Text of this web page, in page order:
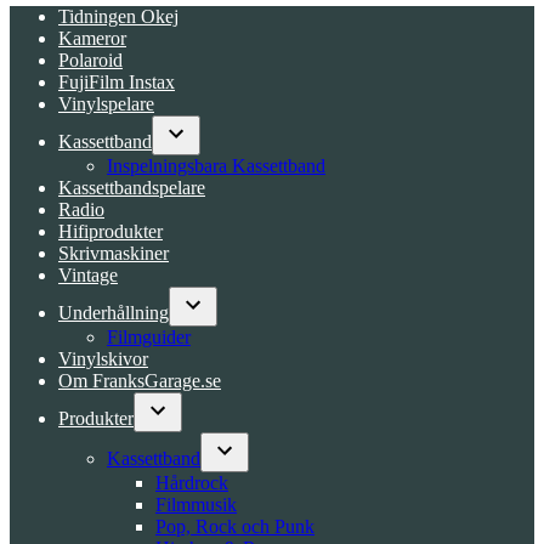
Tidningen Okej
Kameror
Polaroid
FujiFilm Instax
Vinylspelare
Kassettband
Open
dropdown
menu
Inspelningsbara Kassettband
Kassettbandspelare
Radio
Hifiprodukter
Skrivmaskiner
Vintage
Underhållning
Open
Filmguider
Vinylskivor
Om FranksGarage.se
Produkter
Open
dropdown
menu
Kassettband
Open
dropdown
menu
Hårdrock
Filmmusik
Pop, Rock och Punk